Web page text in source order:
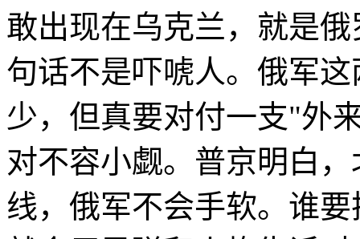
敢出现在乌克兰，就是
句话不是吓唬人。俄军
少，但真要对付一支"外
对不容小觑。普京明白
线，俄军不会手软。谁